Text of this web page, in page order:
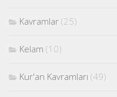
Kavramlar (25)
Kelam (10)
Kur'an Kavramları (49)